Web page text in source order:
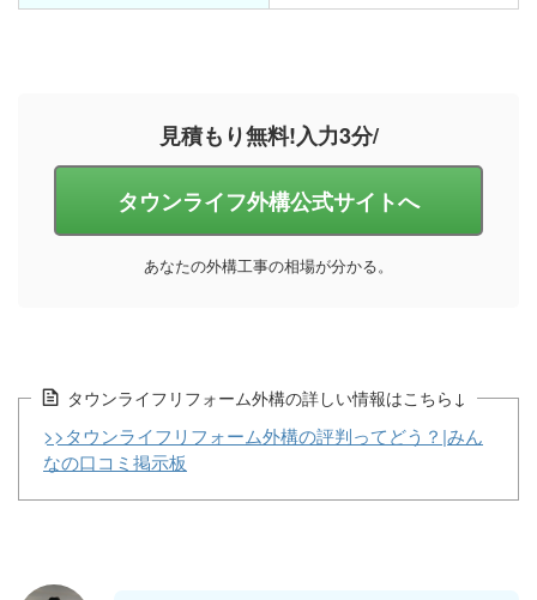
見積もり無料!入力3分/
タウンライフ外構公式サイトへ
あなたの外構工事の相場が分かる。
タウンライフリフォーム外構の詳しい情報はこちら↓
>>タウンライフリフォーム外構の評判ってどう？|みん
なの口コミ掲示板